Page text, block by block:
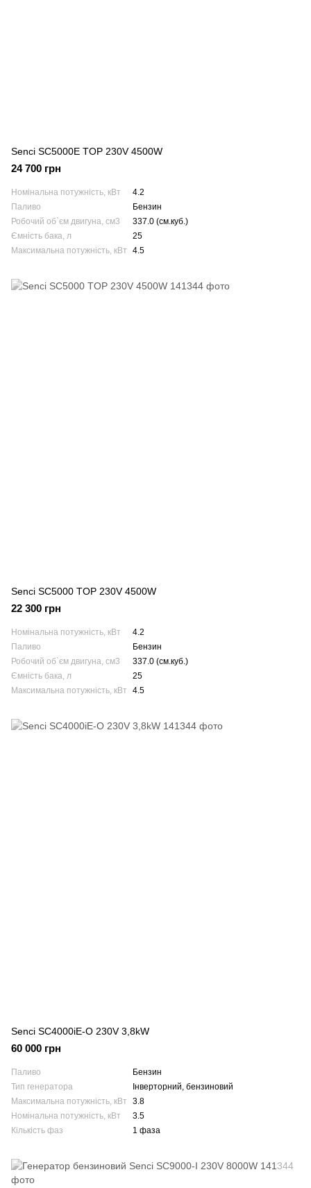
Senci SC5000E TOP 230V 4500W
24 700 грн
Номінальна потужність, кВт
4.2
Паливо
Бензин
Робочий об`єм двигуна, см3
337.0 (см.куб.)
Ємність бака, л
25
Максимальна потужність, кВт
4.5
Senci SC5000 TOP 230V 4500W
22 300 грн
Номінальна потужність, кВт
4.2
Паливо
Бензин
Робочий об`єм двигуна, см3
337.0 (см.куб.)
Ємність бака, л
25
Максимальна потужність, кВт
4.5
Senci SC4000iE-O 230V 3,8kW
60 000 грн
Паливо
Бензин
Тип генератора
Інверторний, бензиновий
Максимальна потужність, кВт
3.8
Номінальна потужність, кВт
3.5
Кількість фаз
1 фаза